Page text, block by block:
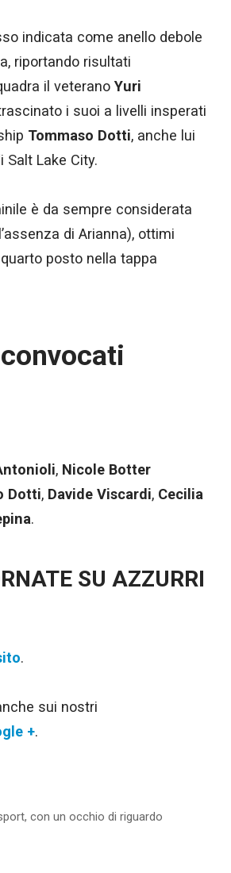
indicata come anello debole
riportando risultati
il veterano Yuri
i suoi a livelli insperati
Tommaso Dotti, anche lui
Salt Lake City.
è da sempre considerata
di Arianna), ottimi
posto nella tappa
, Nicole Botter
Dotti, Davide Viscardi, Cecilia
.
SU AZZURRI
.
sui nostri
+.
con un occhio di riguardo